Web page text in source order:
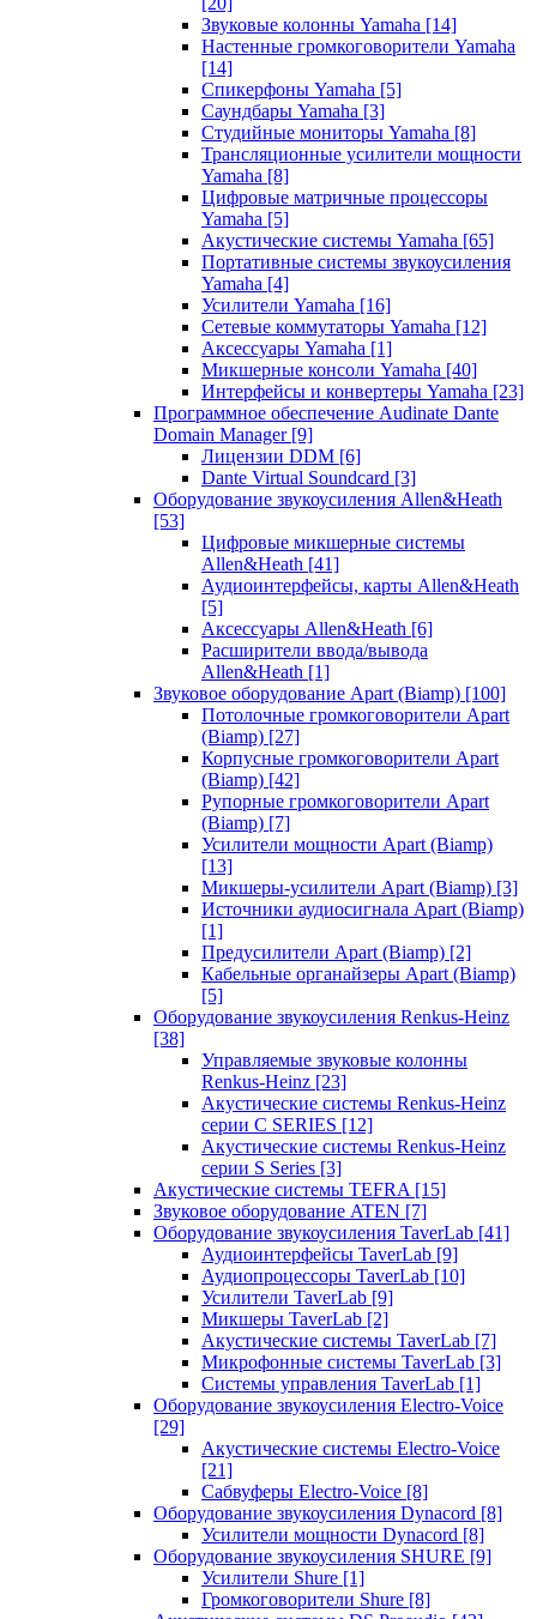
Звуковые колонны Yamaha [14]
Настенные громкоговорители Yamaha
[14]
Спикерфоны Yamaha [5]
Саундбары Yamaha [3]
Студийные мониторы Yamaha [8]
Трансляционные усилители мощности
Yamaha [8]
Цифровые матричные процессоры
Yamaha [5]
Акустические системы Yamaha [65]
Портативные системы звукоусиления
Yamaha [4]
Усилители Yamaha [16]
Сетевые коммутаторы Yamaha [12]
Аксессуары Yamaha [1]
Микшерные консоли Yamaha [40]
Интерфейсы и конвертеры Yamaha [23]
Программное обеспечение Audinate Dante
Domain Manager [9]
Лицензии DDM [6]
Dante Virtual Soundcard [3]
Оборудование звукоусиления Allen&Heath
[53]
Цифровые микшерные системы
Allen&Heath [41]
Аудиоинтерфейсы, карты Allen&Heath
[5]
Аксессуары Allen&Heath [6]
Расширители ввода/вывода
Allen&Heath [1]
Звуковое оборудование Apart (Biamp) [100]
Потолочные громкоговорители Apart
(Biamp) [27]
Корпусные громкоговорители Apart
(Biamp) [42]
Рупорные громкоговорители Apart
(Biamp) [7]
Усилители мощности Apart (Biamp)
[13]
Микшеры-усилители Apart (Biamp) [3]
Источники аудиосигнала Apart (Biamp)
[1]
Предусилители Apart (Biamp) [2]
Кабельные органайзеры Apart (Biamp)
[5]
Оборудование звукоусиления Renkus-Heinz
[38]
Управляемые звуковые колонны
Renkus-Heinz [23]
Акустические системы Renkus-Heinz
серии C SERIES [12]
Акустические системы Renkus-Heinz
серии S Series [3]
Акустические системы TEFRA [15]
Звуковое оборудование ATEN [7]
Оборудование звукоусиления TaverLab [41]
Аудиоинтерфейсы TaverLab [9]
Аудиопроцессоры TaverLab [10]
Усилители TaverLab [9]
Микшеры TaverLab [2]
Акустические системы TaverLab [7]
Микрофонные системы TaverLab [3]
Системы управления TaverLab [1]
Оборудование звукоусиления Electro-Voice
[29]
Акустические системы Electro-Voice
[21]
Сабвуферы Electro-Voice [8]
Оборудование звукоусиления Dynacord [8]
Усилители мощности Dynacord [8]
Оборудование звукоусиления SHURE [9]
Усилители Shure [1]
Громкоговорители Shure [8]